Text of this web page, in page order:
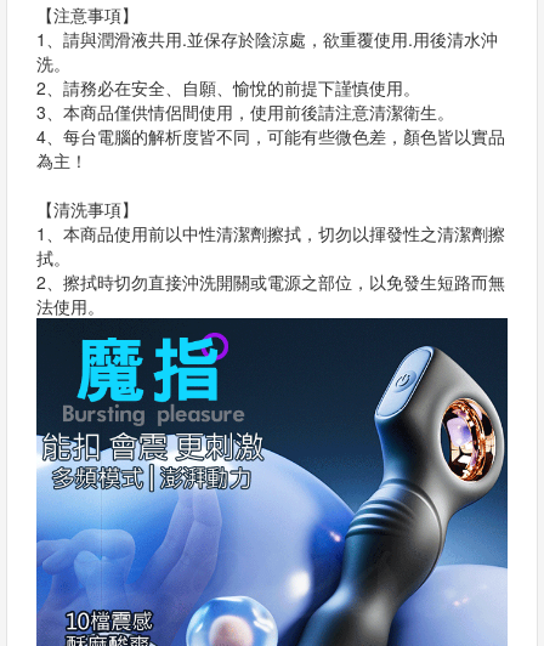
【注意事項】
1、請與潤滑液共用.並保存於陰涼處，欲重覆使用.用後清水沖
洗。
2、請務必在安全、自願、愉悅的前提下謹慎使用。
3、本商品僅供情侶間使用，使用前後請注意清潔衛生。
4、每台電腦的解析度皆不同，可能有些微色差，顏色皆以實品
為主！
【清洗事項】
1、本商品使用前以中性清潔劑擦拭，切勿以揮發性之清潔劑擦
拭。
2、擦拭時切勿直接沖洗開關或電源之部位，以免發生短路而無
法使用。